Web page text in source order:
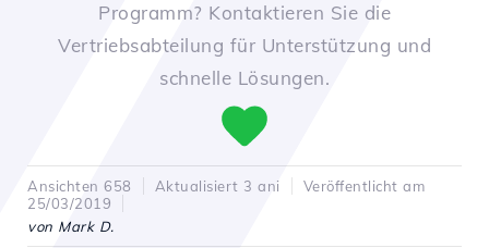
Programm? Kontaktieren Sie die
Vertriebsabteilung für Unterstützung und
schnelle Lösungen.
Ansichten 658 Aktualisiert 3 ani
Veröffentlicht am
25/03/2019
von Mark D.